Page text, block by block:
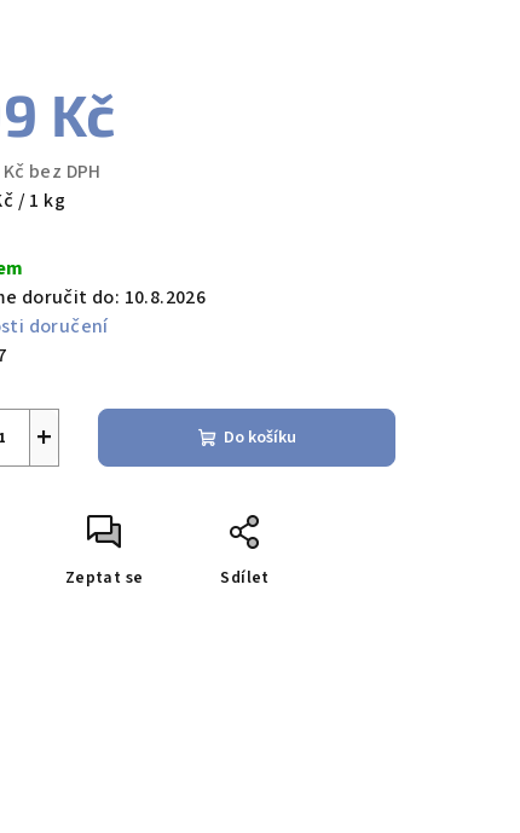
Kč
bez DPH
/ 1 kg
doručit do: 10.8.2026
doručení
+ Do košíku
Zeptat se Sdílet